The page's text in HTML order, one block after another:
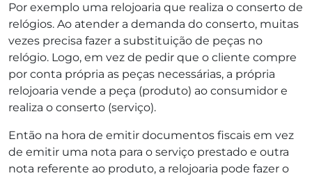
Por exemplo uma relojoaria que realiza o conserto de
relógios. Ao atender a demanda do conserto, muitas
vezes precisa fazer a substituição de peças no
relógio. Logo, em vez de pedir que o cliente compre
por conta própria as peças necessárias, a própria
relojoaria vende a peça (produto) ao consumidor e
realiza o conserto (serviço).
Então na hora de emitir documentos fiscais em vez
de emitir uma nota para o serviço prestado e outra
nota referente ao produto, a relojoaria pode fazer o